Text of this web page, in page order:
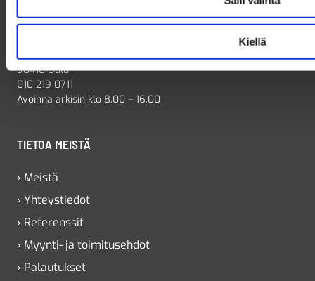
Kiellä
OULU
Jaakolantie 2
90410 Oulu
010 219 0711
Avoinna arkisin klo 8.00 – 16.00
TIETOA MEISTÄ
› Meistä
› Yhteystiedot
› Referenssit
› Myynti- ja toimitusehdot
› Palautukset